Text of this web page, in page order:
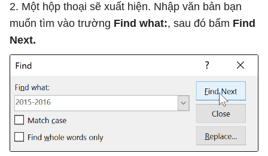
2. Một hộp thoại sẽ xuất hiện. Nhập văn bản bạn
muốn tìm vào trường Find what:, sau đó bấm Find
Next.